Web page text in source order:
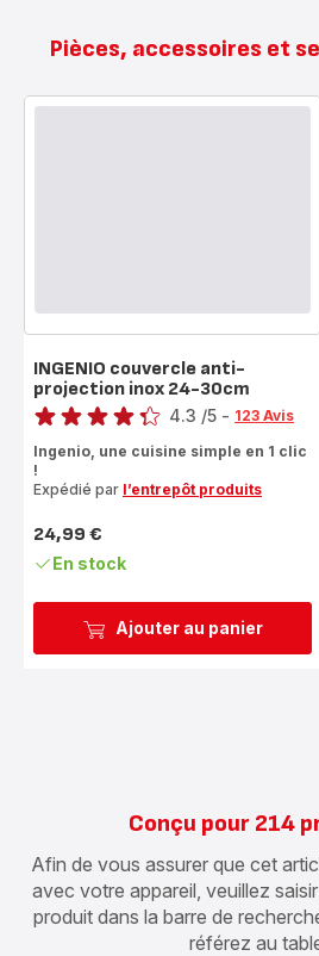
Pièces, accessoires et
Ajouter au panier
INGENIO couvercle anti-
projection inox 24-30cm
Note
4.3 /5 - 123 Avis
Ingenio, une cuisine simple en 1 clic
!
Expédié par l’entrepôt produits
Prix
24,99 €
En stock
Conçu pour 214
Afin de vous assurer que cet
avec votre appareil, veuillez
produit dans la barre de
référez au